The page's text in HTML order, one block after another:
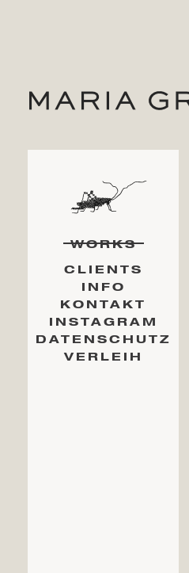
WORKS
CLIENTS
INFO
KONTAKT
INSTAGRAM
DATENSCHUTZ
VERLEIH